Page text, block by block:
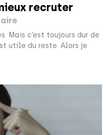
recruter
Mais c’est toujours dur de
utile du reste. Alors je